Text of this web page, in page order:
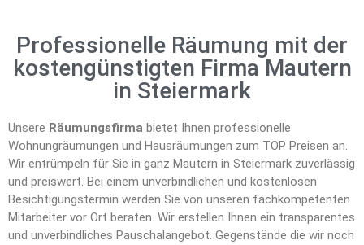
Professionelle Räumung mit der
kostengünstigten Firma Mautern
in Steiermark
Unsere Räumungsfirma bietet Ihnen professionelle
Wohnungräumungen und Hausräumungen zum TOP Preisen an.
Wir entrümpeln für Sie in ganz Mautern in Steiermark zuverlässig
und preiswert. Bei einem unverbindlichen und kostenlosen
Besichtigungstermin werden Sie von unseren fachkompetenten
Mitarbeiter vor Ort beraten. Wir erstellen Ihnen ein transparentes
und unverbindliches Pauschalangebot. Gegenstände die wir noch